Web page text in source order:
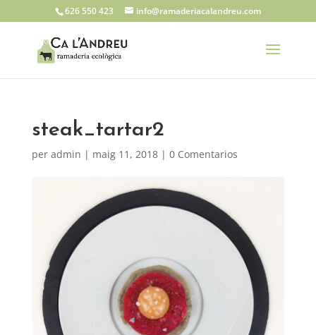
626 550 423 info@ramaderiacalandreu.com
steak_tartar2
per admin | maig 11, 2018| 0 Comentarios